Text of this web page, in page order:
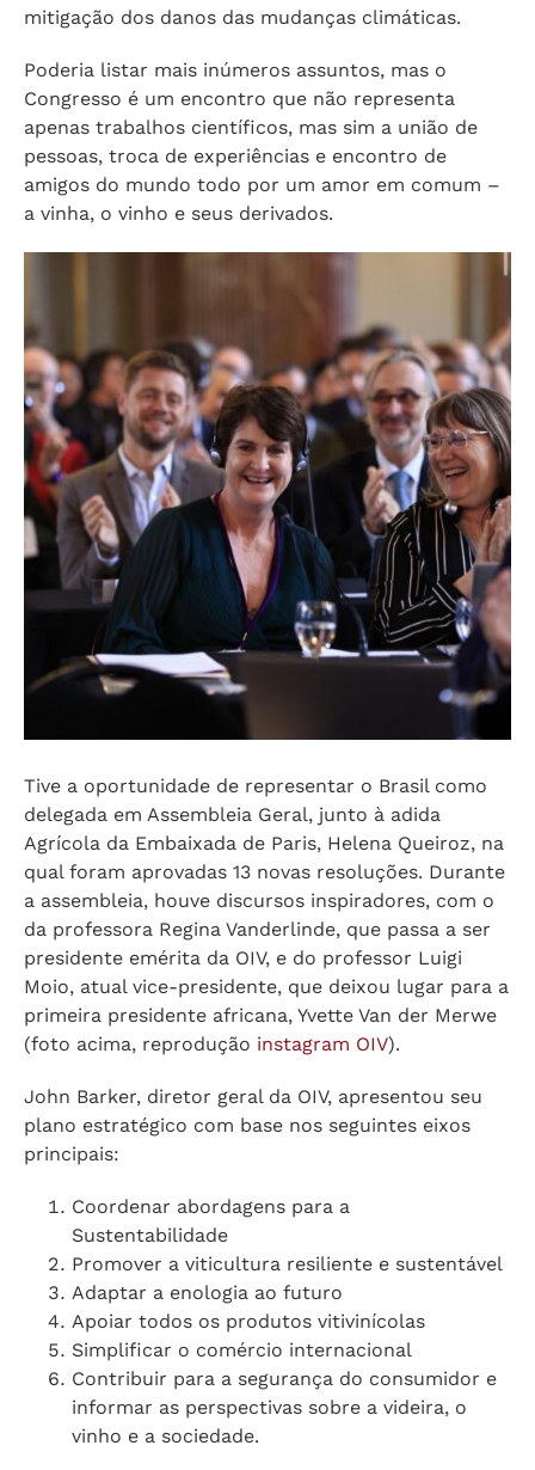
mitigação dos danos das mudanças climáticas.
Poderia listar mais inúmeros assuntos, mas o
Congresso é um encontro que não representa
apenas trabalhos científicos, mas sim a união de
pessoas, troca de experiências e encontro de
amigos do mundo todo por um amor em comum –
a vinha, o vinho e seus derivados.
Tive a oportunidade de representar o Brasil como
delegada em Assembleia Geral, junto à adida
Agrícola da Embaixada de Paris, Helena Queiroz, na
qual foram aprovadas 13 novas resoluções. Durante
a assembleia, houve discursos inspiradores, com o
da professora Regina Vanderlinde, que passa a ser
presidente emérita da OIV, e do professor Luigi
Moio, atual vice-presidente, que deixou lugar para a
primeira presidente africana, Yvette Van der Merwe
(foto acima, reprodução instagram OIV).
John Barker, diretor geral da OIV, apresentou seu
plano estratégico com base nos seguintes eixos
principais:
Coordenar abordagens para a
Sustentabilidade
Promover a viticultura resiliente e sustentável
Adaptar a enologia ao futuro
Apoiar todos os produtos vitivinícolas
Simplificar o comércio internacional
Contribuir para a segurança do consumidor e
informar as perspectivas sobre a videira, o
vinho e a sociedade.